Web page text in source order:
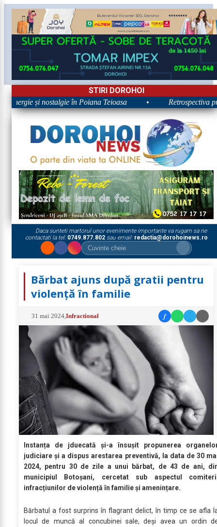
STIRI DOROHOI
și nostalgie în Poiana Teioasa Retrospectiva
Daca sunteti martorul unor evenimente importante va rugam sa ne
contactati la tel: 0749.877.802sau email: redactia@dorohoinews.ro
Bărbat ajuns după gratii pentru
violență în familie
31 mai 2024 ,Infractional f
Instanța de jduecată și-a însușit propunerea
judiciare și a dispus arestarea preventivă, la data de 30
2024, pentru 30 de zile a unui bărbat, de 43 de ani,
municipiul Botoșani, cercetat sub aspectul
infracțiunilor de violență în familie și amenințare.
Bărbatul a fost surprins în flagrant delict, în timp ce se afla
locul de muncă al concubinei sale, deși avea un ordin